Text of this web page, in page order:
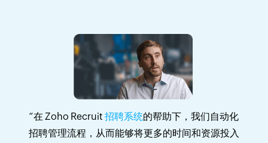
“在 Zoho Recruit招聘系统的帮助下，我们自动化
招聘管理流程，从而能够将更多的时间和资源投入